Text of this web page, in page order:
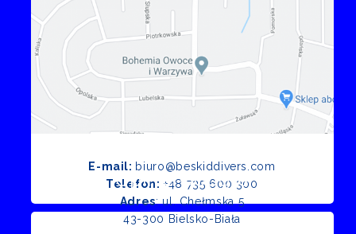
E-mail: biuro@beskiddivers.com
Telefon: +48 735 600 300
Adres: ul. Chełmska 5
43-300 Bielsko-Biała
Opinie Google